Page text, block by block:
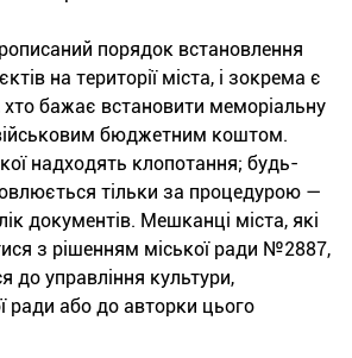
порядок встановлення
на території міста, і зокрема є
хто бажає встановити меморіальну
бюджетним коштом.
надходять клопотання; будь-
тільки за процедурою —
документів. Мешканці міста, які
з рішенням міської ради №2887,
до управління культури,
ради або до авторки цього